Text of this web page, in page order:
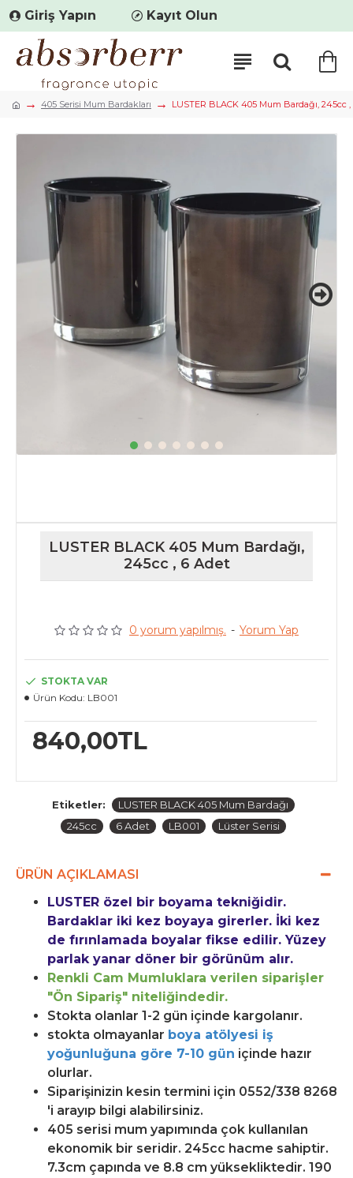
Giriş Yapın Kayıt Olun
405 Serisi Mum Bardakları LUSTER BLACK 405 Mum Bardağı, 245cc
LUSTER BLACK 405 Mum Bardağı,
245cc , 6 Adet
0 yorum yapılmış. - Yorum Yap
840,00TL
STOKTA VAR
Ürün Kodu: LB001
Etiketler:
LUSTER BLACK 405 Mum Bardağı
245cc
6 Adet LB001 Lüster Serisi
ÜRÜN AÇIKLAMASI
LUSTER özel bir boyama tekniğidir.
Bardaklar iki kez boyaya girerler. İki kez
de fırınlamada boyalar fikse edilir. Yüzey
parlak yanar döner bir görünüm alır.
Renkli Cam Mumluklara verilen siparişler
"Ön Sipariş" niteliğindedir.
Stokta olanlar 1-2 gün içinde kargolanır.
stokta olmayanlar boya atölyesi iş
yoğunluğuna göre 7-10 gün içinde hazır
olurlar.
Siparişinizin kesin termini için 0552/338 8268
'i arayıp bilgi alabilirsiniz.
405 serisi mum yapımında çok kullanılan
ekonomik bir seridir. 245cc hacme sahiptir.
7.3cm çapında ve 8.8 cm yüksekliktedir. 190